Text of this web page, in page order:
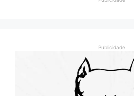
Publicidade